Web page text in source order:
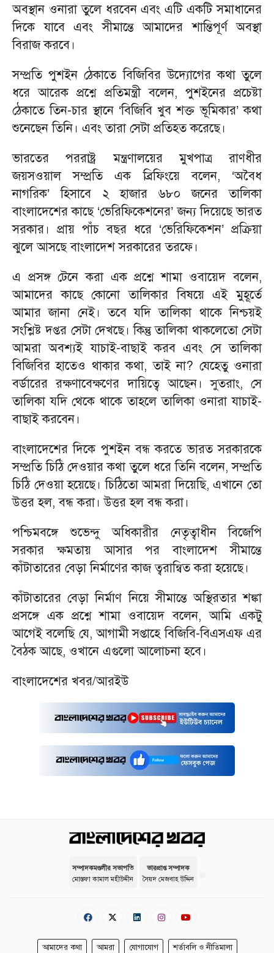
অবস্থান ওনারা তুলে ধরবেন এবং এটি একটি সমাধানের
দিকে যাবে এবং সীমান্তে আমাদের শান্তিপূর্ণ অবস্থা
বিরাজ করবে।
সম্প্রতি পুশইন ঠেকাতে বিজিবির উদ্যোগের কথা তুলে
ধরে আরেক প্রশ্নে প্রতিমন্ত্রী বলেন, পুশইনের প্রচেষ্টা
ঠেকাতে তিন-চার স্থানে ‘বিজিবি খুব শক্ত ভূমিকার’ কথা
শুনেছেন তিনি। এবং তারা সেটা প্রতিহত করেছে।
ভারতের পররাষ্ট্র মন্ত্রণালয়ের মুখপাত্র রাণধীর
জয়সওয়াল সম্প্রতি এক ব্রিফিংয়ে বলেন, ‘অবৈধ
নাগরিক’ হিসাবে ২ হাজার ৬৮০ জনের তালিকা
বাংলাদেশের কাছে ‘ভেরিফিকেশনের’ জন্য দিয়েছে ভারত
সরকার। প্রায় পাঁচ বছর ধরে ‘ভেরিফিকেশন’ প্রক্রিয়া
ঝুলে আসছে বাংলাদেশ সরকারের তরফে।
এ প্রসঙ্গ টেনে করা এক প্রশ্নে শামা ওবায়েদ বলেন,
আমাদের কাছে কোনো তালিকার বিষয়ে এই মুহূর্তে
আমার জানা নেই। তবে যদি তালিকা থাকে নিশ্চয়ই
সংশ্লিষ্ট দপ্তর সেটা দেখছে। কিন্তু তালিকা থাকলেতো সেটা
আমরা অবশ্যই যাচাই-বাছাই করব এবং সে তালিকা
বিজিবির হাতেও থাকার কথা, তাই না? যেহেতু ওনারা
বর্ডারের রক্ষণাবেক্ষণের দায়িত্বে আছেন। সুতরাং, সে
তালিকা যদি থেকে থাকে তাহলে তালিকা ওনারা যাচাই-
বাছাই করবেন।
বাংলাদেশের দিকে পুশইন বন্ধ করতে ভারত সরকারকে
সম্প্রতি চিঠি দেওয়ার কথা তুলে ধরে তিনি বলেন, সম্প্রতি
চিঠি দেওয়া হয়েছে। চিঠিতো আমরা দিয়েছি, এখানে তো
উত্তর হল, বন্ধ করা। উত্তর হল বন্ধ করা।
পশ্চিমবঙ্গে শুভেন্দু অধিকারীর নেতৃত্বাধীন বিজেপি
সরকার ক্ষমতায় আসার পর বাংলাদেশ সীমান্তে
কাঁটাতারের বেড়া নির্মাণের কাজ ত্বরান্বিত করা হয়েছে।
কাঁটাতারের বেড়া নির্মাণ নিয়ে সীমান্তে অস্থিরতার শঙ্কা
প্রসঙ্গে এক প্রশ্নে শামা ওবায়েদ বলেন, আমি একটু
আগেই বলেছি যে, আগামী সপ্তাহে বিজিবি-বিএসএফ এর
বৈঠক আছে, ওখানে এগুলো আলোচনা হবে।
বাংলাদেশের খবর/আরইউ
সম্পাদকমণ্ডলীর সভাপতি
মোস্তফা কামাল মহীউদ্দীন
ভারপ্রাপ্ত সম্পাদক
সৈয়দ মেজবাহ উদ্দিন
আমাদের কথা আমরা যোগাযোগ শর্তাবলি ও নীতিমালা